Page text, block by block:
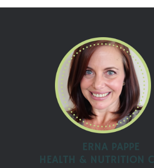
ERNA PAPPE
HEALTH & NUTRITION